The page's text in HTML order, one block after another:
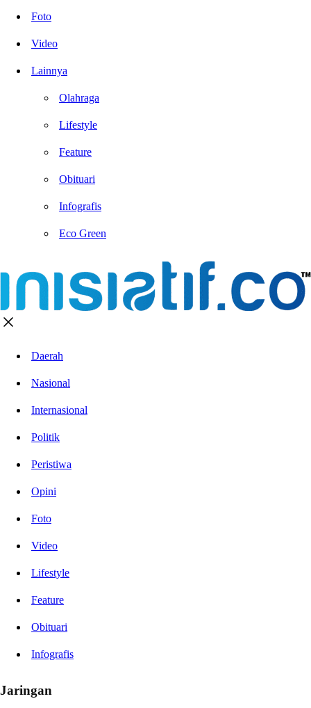
Foto
Video
Lainnya
Olahraga
Lifestyle
Feature
Obituari
Infografis
Eco Green
Daerah
Nasional
Internasional
Politik
Peristiwa
Opini
Foto
Video
Lifestyle
Feature
Obituari
Infografis
Jaringan